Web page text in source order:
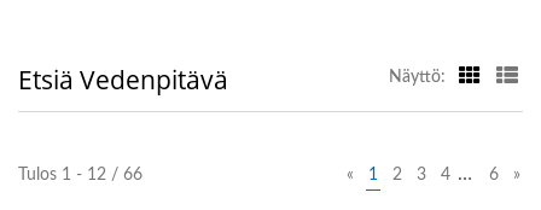
Etsiä Vedenpitävä Näyttö:
Tulos 1 - 12 / 66 « 1 2 3 4 … 6 »